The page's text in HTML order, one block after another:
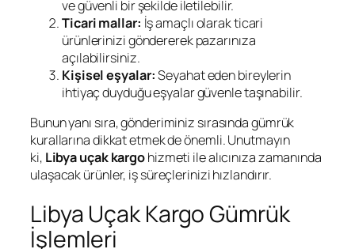
ve güvenli bir şekilde iletilebilir.
Ticari mallar: İş amaçlı olarak ticari
ürünlerinizi göndererek pazarınıza
açılabilirsiniz.
Kişisel eşyalar:Seyahat eden bireylerin
ihtiyaç duyduğu eşyalar güvenle taşınabilir.
Bunun yanı sıra, gönderiminiz sırasında gümrük
kurallarına dikkat etmek de önemli. Unutmayın
ki, Libya uçak kargohizmeti ile alıcınıza zamanında
ulaşacak ürünler, iş süreçlerinizi hızlandırır.
Libya Uçak Kargo Gümrük
İşlemleri